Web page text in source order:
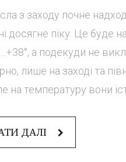
з заходу почне
досягне піку. Це буде
а подекуди не
лише на заході та
на температуру вони
ДАЛІ